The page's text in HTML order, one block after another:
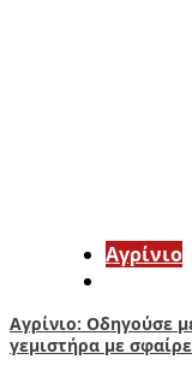
Aγρίνιο
Αγρίνιο: Οδηγούσε
γεμιστήρα με